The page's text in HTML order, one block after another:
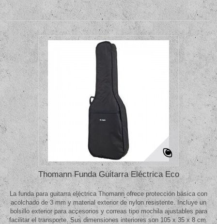
Thomann Funda Guitarra Eléctrica Eco
La funda para guitarra eléctrica Thomann ofrece protección básica con
acolchado de 3 mm y material exterior de nylon resistente. Incluye un
bolsillo exterior para accesorios y correas tipo mochila ajustables para
facilitar el transporte. Sus dimensiones interiores son 105 x 35 x 8 cm.